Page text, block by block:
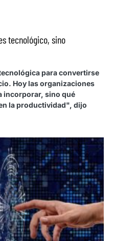
tecnológico, sino
para convertirse
Hoy las organizaciones
incorporar, sino qué
la productividad", dijo